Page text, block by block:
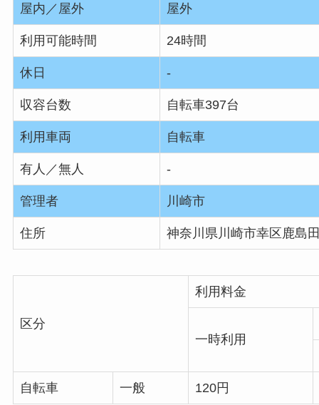
屋内／屋外 屋外
利用可能時間 24時間
休日 ‐
収容台数 自転車397台
利用車両 自転車
有人／無人 ‐
管理者 川崎市
住所 神奈川県川崎市幸区鹿島
区分
利用料金
一時利用
自転車 一般 120円